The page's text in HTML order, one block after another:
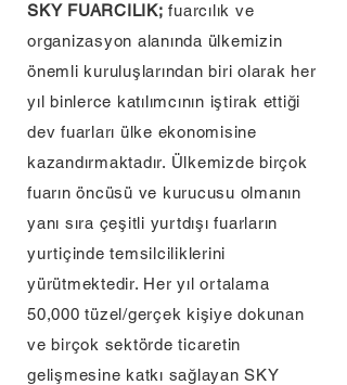
SKY FUARCILIK; fuarcılık ve
organizasyon alanında ülkemizin
önemli kuruluşlarından biri olarak her
yıl binlerce katılımcının iştirak ettiği
dev fuarları ülke ekonomisine
kazandırmaktadır. Ülkemizde birçok
fuarın öncüsü ve kurucusu olmanın
yanı sıra çeşitli yurtdışı fuarların
yurtiçinde temsilciliklerini
yürütmektedir. Her yıl ortalama
50,000 tüzel/gerçek kişiye dokunan
ve birçok sektörde ticaretin
gelişmesine katkı sağlayan SKY